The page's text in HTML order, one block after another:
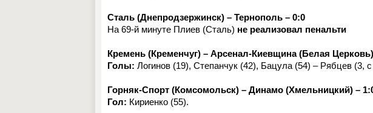
Сталь (Днепродзержинск) – Тернополь – 0:0
На 69-й минуте Плиев (Сталь) не реализовал пенальти
Кремень (Кременчуг) – Арсенал-Киевщина (Белая
Голы: Логинов (19), Степанчук (42), Бацула (54) – Рябцев (3, с
Горняк-Спорт (Комсомольск) – Динамо (Хмельницкий) –
Гол: Кириенко (55).